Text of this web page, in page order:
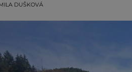
DUŠKOVÁ